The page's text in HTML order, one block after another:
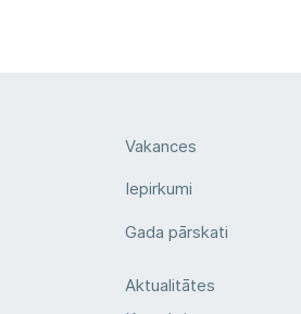
Vakances
Iepirkumi
Gada pārskati
Aktualitātes